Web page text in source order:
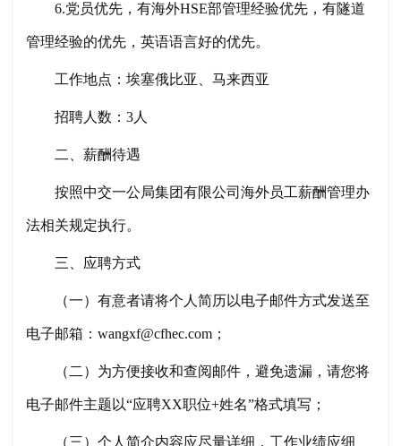
6.党员优先，有海外HSE部管理经验优先，有隧道
管理经验的优先，英语语言好的优先。
工作地点：埃塞俄比亚、马来西亚
招聘人数：3人
二、薪酬待遇
按照中交一公局集团有限公司海外员工薪酬管理办
法相关规定执行。
三、应聘方式
（一）有意者请将个人简历以电子邮件方式发送至
电子邮箱：wangxf@cfhec.com；
（二）为方便接收和查阅邮件，避免遗漏，请您将
电子邮件主题以“应聘XX职位+姓名”格式填写；
（三）个人简介内容应尽量详细，工作业绩应细